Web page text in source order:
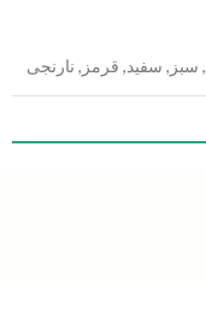
, سبز , سفید, قرمز , نارنجی